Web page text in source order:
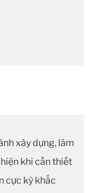
xây dựng, lâm
khi cần thiết
cực kỳ khắc